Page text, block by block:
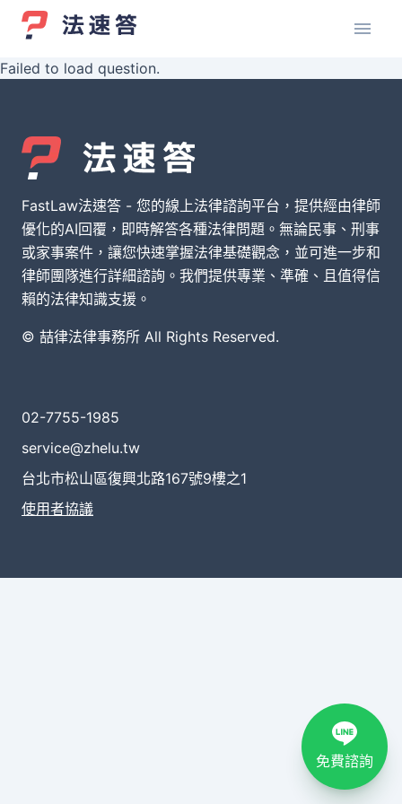
Failed to load question.
FastLaw法速答 - 您的線上法律諮詢平台，提供經由律師
優化的AI回覆，即時解答各種法律問題。無論民事、刑事
或家事案件，讓您快速掌握法律基礎觀念，並可進一步和
律師團隊進行詳細諮詢。我們提供專業、準確、且值得信
賴的法律知識支援。
© 喆律法律事務所 All Rights Reserved.
02-7755-1985
service@zhelu.tw
台北市松山區復興北路167號9樓之1
使用者協議
免費諮詢